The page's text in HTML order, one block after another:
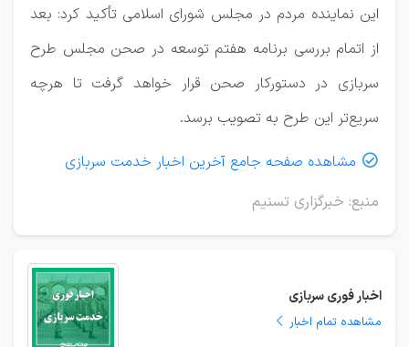
این نماینده مردم در مجلس شورای اسلامی تأکید کرد: بعد
از اتمام بررسی برنامه هفتم توسعه در صحن مجلس طرح
سربازی در دستورکار صحن قرار خواهد گرفت تا هرچه
سریع‌تر این طرح به تصویب برسد.
 مشاهده صفحه جامع آخرین اخبار خدمت سربازی
منبع: خبرگزاری تسنیم
اخبار فوری سربازی
مشاهده تمام اخبار